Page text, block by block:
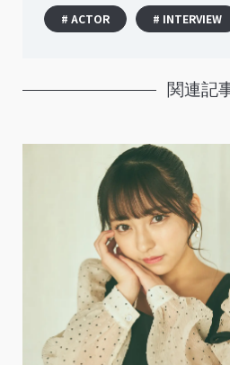
# ACTOR # INTERVIEW
関連記